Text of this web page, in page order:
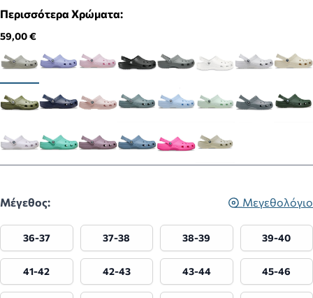
Περισσότερα Χρώματα:
59,00 €
Μέγεθος: Μεγεθολόγιο
36-37 37-38 38-39 39-40
41-42 42-43 43-44 45-46